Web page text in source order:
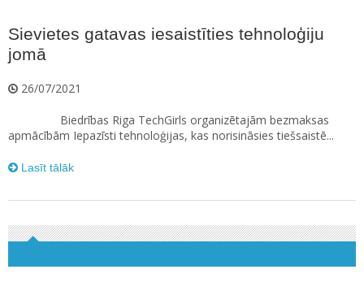
Sievietes gatavas iesaistīties tehnoloģiju
jomā
26/07/2021
Biedrības Riga TechGirls organizētajām bezmaksas
apmācībām Iepazīsti tehnoloģijas, kas norisināsies tiešsaistē...
Lasīt tālāk